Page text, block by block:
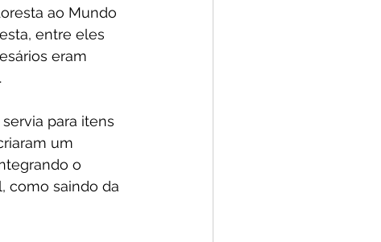
ao Mundo
entre eles
eram
para itens
um
o
como saindo da